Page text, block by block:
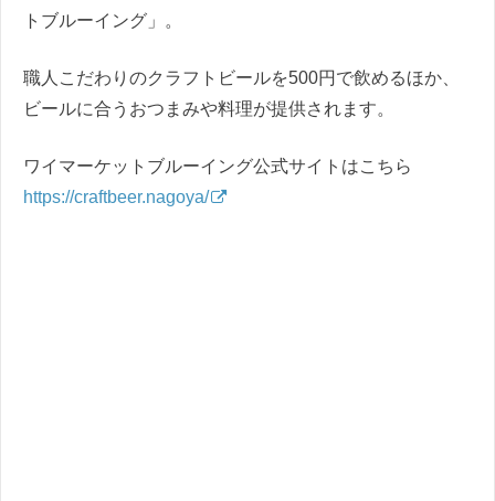
トブルーイング」。
職人こだわりのクラフトビールを500円で飲めるほか、
ビールに合うおつまみや料理が提供されます。
ワイマーケットブルーイング公式サイトはこちら
https://craftbeer.nagoya/